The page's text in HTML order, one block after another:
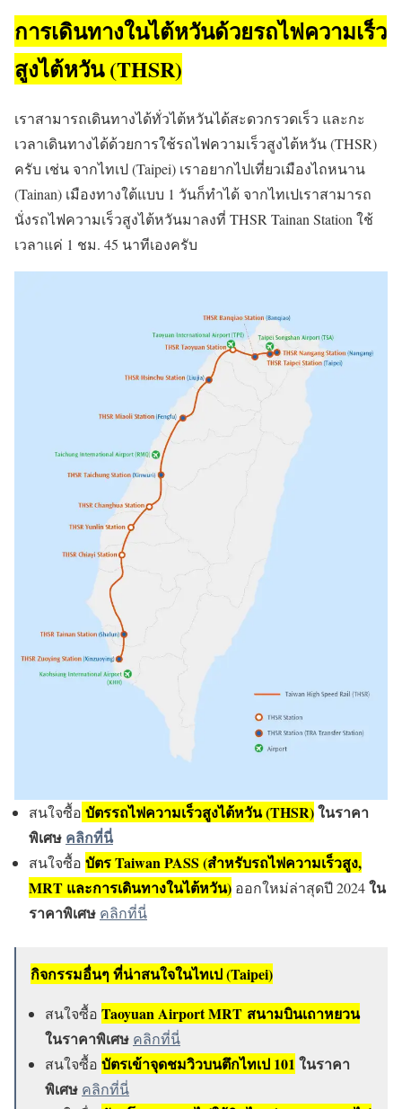
การเดินทางในไต้หวันด้วยรถไฟความเร็ว
สูงไต้หวัน (THSR)
เราสามารถเดินทางได้ทั่วไต้หวันได้สะดวกรวดเร็ว และกะ
เวลาเดินทางได้ด้วยการใช้รถไฟความเร็วสูงไต้หวัน (THSR)
ครับ เช่น จากไทเป (Taipei) เราอยากไปเที่ยวเมืองไถหนาน
(Tainan) เมืองทางใต้แบบ 1 วันก็ทำได้ จากไทเปเราสามารถ
นั่งรถไฟความเร็วสูงไต้หวันมาลงที่ THSR Tainan Station ใช้
เวลาแค่ 1 ชม. 45 นาทีเองครับ
สนใจซื้อ บัตรรถไฟความเร็วสูงไต้หวัน (THSR)ในราคา
พิเศษ คลิกที่นี่
สนใจซื้อ บัตร Taiwan PASS (สำหรับรถไฟความเร็วสูง,
MRT และการเดินทางในไต้หวัน) ออกใหม่ล่าสุดปี 2024ใน
ราคาพิเศษ คลิกที่นี่
กิจกรรมอื่นๆ ที่น่าสนใจในไทเป (Taipei)
สนใจซื้อ Taoyuan Airport MRT สนามบินเถาหยวน
ในราคาพิเศษ คลิกที่นี่
สนใจซื้อ บัตรเข้าจุดชมวิวบนตึกไทเป 101 ในราคา
พิเศษ คลิกที่นี่